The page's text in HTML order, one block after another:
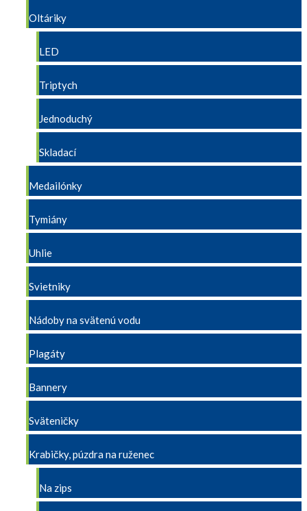
Oltáriky
LED
Triptych
Jednoduchý
Skladací
Medailónky
Tymiány
Uhlie
Svietniky
Nádoby na svätenú vodu
Plagáty
Bannery
Sväteničky
Krabičky, púzdra na ruženec
Na zips